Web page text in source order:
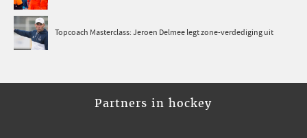
Topcoach Masterclass: Jeroen Delmee legt zone-verdediging uit
Partners in hockey